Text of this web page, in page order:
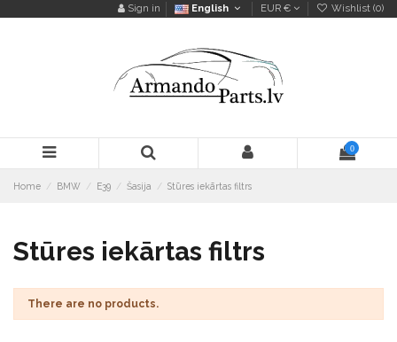
Sign in English EUR € Wishlist (0)
0
Home BMW E39 Šasija Stūres iekārtas filtrs
Stūres iekārtas filtrs
There are no products.